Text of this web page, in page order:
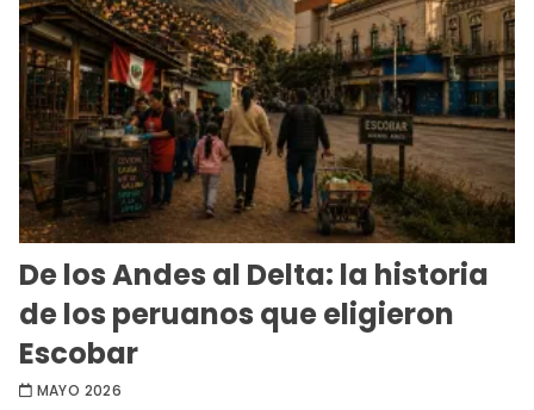
De los Andes al Delta: la historia
de los peruanos que eligieron
Escobar
MAYO 2026